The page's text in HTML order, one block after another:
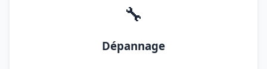
🔧
Dépannage